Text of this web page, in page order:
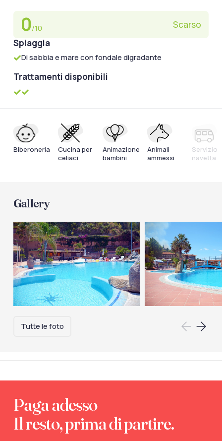
0/10
Scarso
Spiaggia
Di sabbia e mare con fondale digradante
Trattamenti disponibili
Biberoneria
Cucina per
celiaci
Animazione
bambini
Animali
ammessi
Servizio
navetta
Gallery
Tutte le foto
Paga adesso
Il resto, prima di partire.